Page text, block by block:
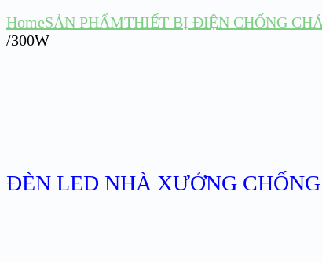
HomeSẢN PHẨMTHIẾT BỊ ĐIỆN CHỐNG
/300W
ĐÈN LED NHÀ XƯỞNG